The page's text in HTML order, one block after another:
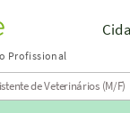
Profissional
de Veterinários (M/F)